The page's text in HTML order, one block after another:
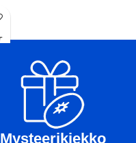
Mysteerikiekko